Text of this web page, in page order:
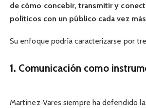
de cómo concebir, transmitir y
políticos con un público cada vez
Su enfoque podría caracterizarse por
1. Comunicación como
Martínez‑Vares siempre ha defendido